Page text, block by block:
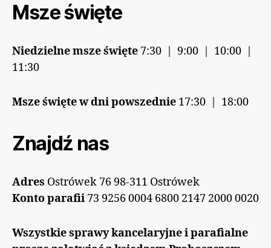
Msze święte
Niedzielne msze święte 7:30 | 9:00 | 10:00 |
11:30
Msze święte w dni powszednie 17:30 | 18:00
Znajdź nas
Adres Ostrówek 76 98-311 Ostrówek
Konto parafii 73 9256 0004 6800 2147 2000 0020
Wszystkie sprawy kancelaryjne i parafialne